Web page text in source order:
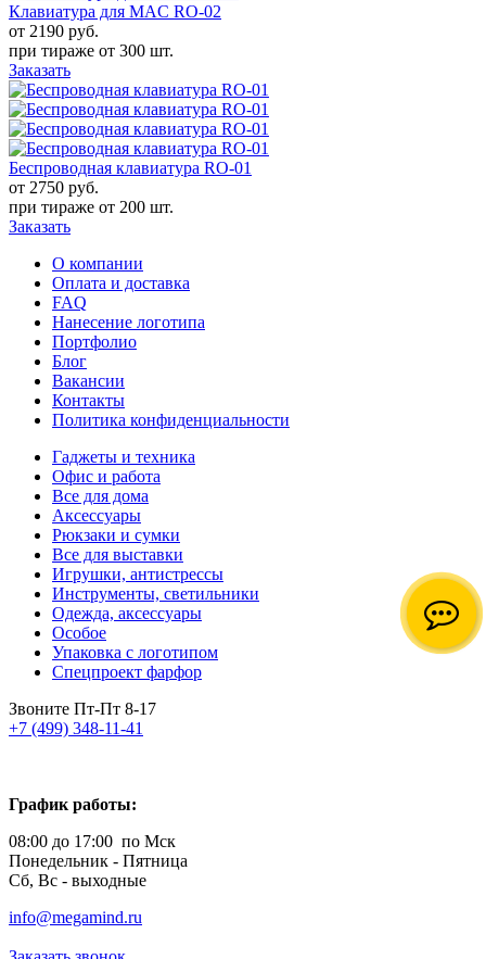
Клавиатура для MAC RO-02
от 2190 руб.
при тираже от 300 шт.
Заказать
Беспроводная клавиатура RO-01
от 2750 руб.
при тираже от 200 шт.
Заказать
О компании
Оплата и доставка
FAQ
Нанесение логотипа
Портфолио
Блог
Вакансии
Контакты
Политика конфиденциальности
Гаджеты и техника
Офис и работа
Все для дома
Аксессуары
Рюкзаки и сумки
Все для выставки
Игрушки, антистрессы
Инструменты, светильники
Одежда, аксессуары
Особое
Упаковка с логотипом
Спецпроект фарфор
Звоните Пт-Пт 8-17
+7 (499) 348-11-41
График работы:
08:00 до 17:00 по Мск
Понедельник - Пятница
Сб, Вс - выходные
info@megamind.ru